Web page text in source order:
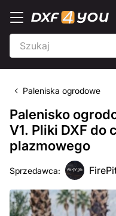
Paleniska ogrodowe
Palenisko
V1. Pliki DXF do
plazmowego
Sprzedawca: